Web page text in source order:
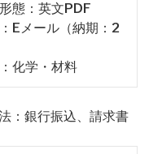
態：英文PDF
Eメール（納期：2
化学・材料
：銀行振込、請求書